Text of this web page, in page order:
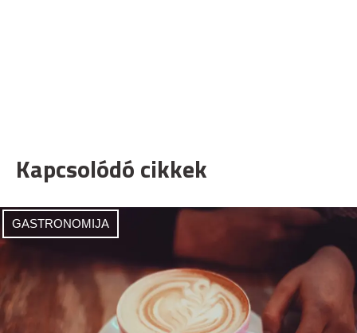
Kapcsolódó cikkek
GASTRONOMIJA